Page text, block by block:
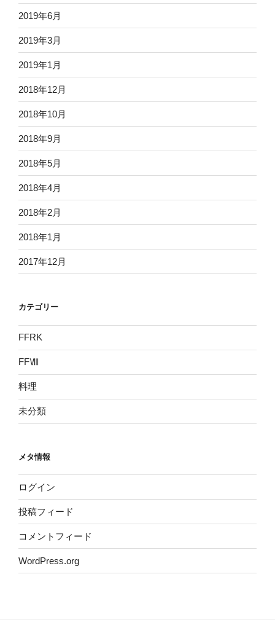
2019年6月
2019年3月
2019年1月
2018年12月
2018年10月
2018年9月
2018年5月
2018年4月
2018年2月
2018年1月
2017年12月
カテゴリー
FFRK
FFⅧ
料理
未分類
メタ情報
ログイン
投稿フィード
コメントフィード
WordPress.org